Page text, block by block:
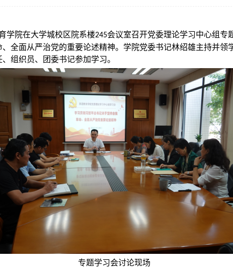
学院在大学城校区院系楼245会议室召开党委理论学习中心组专
全面从严治党的重要论述精神。学院党委书记林绍雄主持并领
组织员、团委书记参加学习。
专题学习会讨论现场